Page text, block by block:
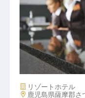
フロント
施設業態
リゾートホテル
勤務地
鹿児島県薩摩郡さ